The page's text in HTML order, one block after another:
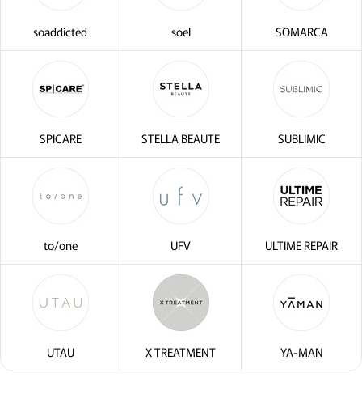
soaddicted soel SOMARCA
SPICARE STELLA BEAUTE SUBLIMIC
to/one UFV ULTIME REPAIR
UTAU X TREATMENT YA-MAN